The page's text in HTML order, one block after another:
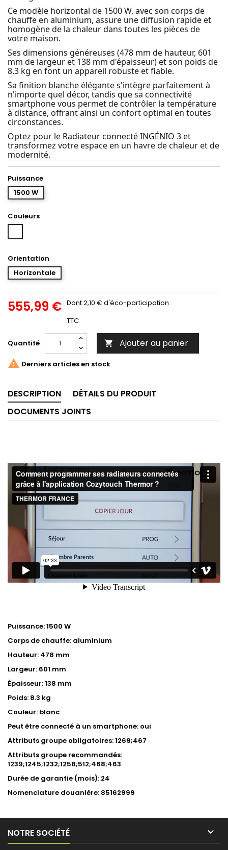
Ce modèle horizontal de 1500 W, avec son corps de
chauffe en aluminium, assure une diffusion rapide et
homogène de la chaleur dans toutes les pièces de
votre maison.
Ses dimensions généreuses (478 mm de hauteur, 601
mm de largeur et 138 mm d'épaisseur) et son poids de
8.3 kg en font un appareil robuste et fiable.
Sa finition blanche élégante s'intègre parfaitement à
n'importe quel décor, tandis que sa connectivité
smartphone vous permet de contrôler la température
à distance, offrant ainsi un confort optimal en toutes
circonstances.
Optez pour le Radiateur connecté INGÉNIO 3 et
transformez votre espace en un havre de chaleur et de
modernité.
Puissance
1500 W
Couleurs
Orientation
Horizontale
555,99 € Dont 2,10 € d'éco-participation
TTC
Quantité  Ajouter au panier
 Derniers articles en stock
DESCRIPTION
DÉTAILS DU PRODUIT
DOCUMENTS JOINTS
Puissance: 1500 W
Corps de chauffe: aluminium
Hauteur: 478 mm
Largeur: 601 mm
Épaisseur: 138 mm
Poids: 8.3 kg
Couleur: blanc
Peut être connecté à un smartphone: oui
Attributs groupe obligatoires: 1269;467
Attributs groupe recommandés:
1239;1245;1232;1258;512;468;463
Durée de garantie (mois): 24
Nomenclature douanière: 85162999
NOTRE SOCIÉTÉ 